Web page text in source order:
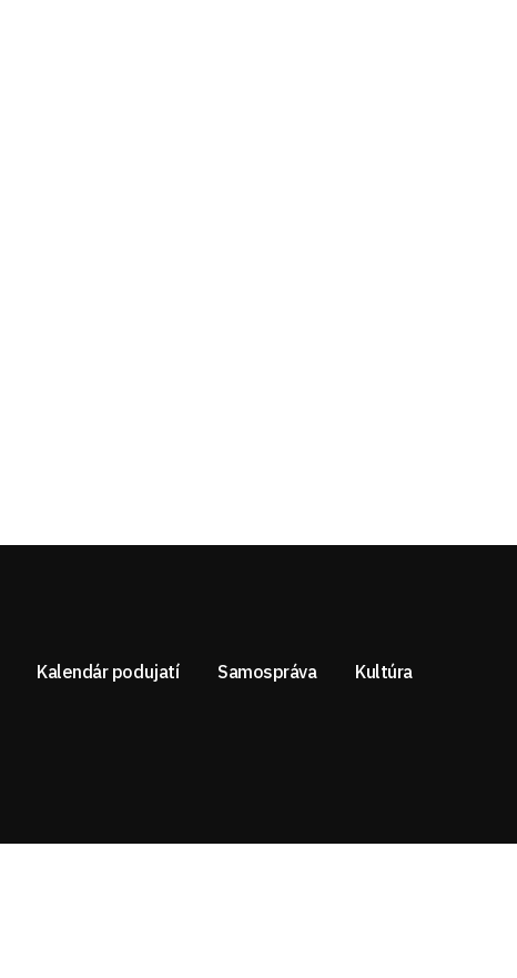
Kalendár podujatí Samospráva Kultúra